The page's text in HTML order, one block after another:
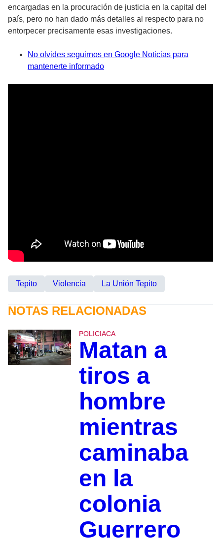
encargadas en la procuración de justicia en la capital del
país, pero no han dado más detalles al respecto para no
entorpecer precisamente esas investigaciones.
No olvides seguirnos en Google Noticias para
mantenerte informado
Tepito Violencia La Unión Tepito
NOTAS RELACIONADAS
POLICIACA
Matan a
tiros a
hombre
mientras
caminaba
en la
colonia
Guerrero